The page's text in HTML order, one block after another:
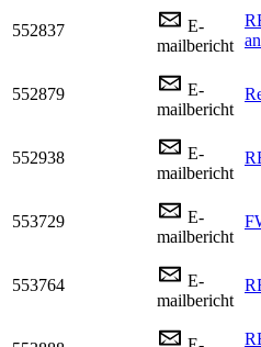
552837
E-
mailbericht
552879
E-
mailbericht
552938
E-
mailbericht
553729
E-
mailbericht
553764
E-
mailbericht